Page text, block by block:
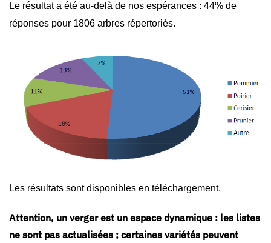
Le résultat a été au-delà de nos espérances : 44% de
réponses pour 1806 arbres répertoriés.
Les résultats sont disponibles en téléchargement.
Attention, un verger est un espace dynamique : les listes
ne sont pas actualisées ; certaines variétés peuvent